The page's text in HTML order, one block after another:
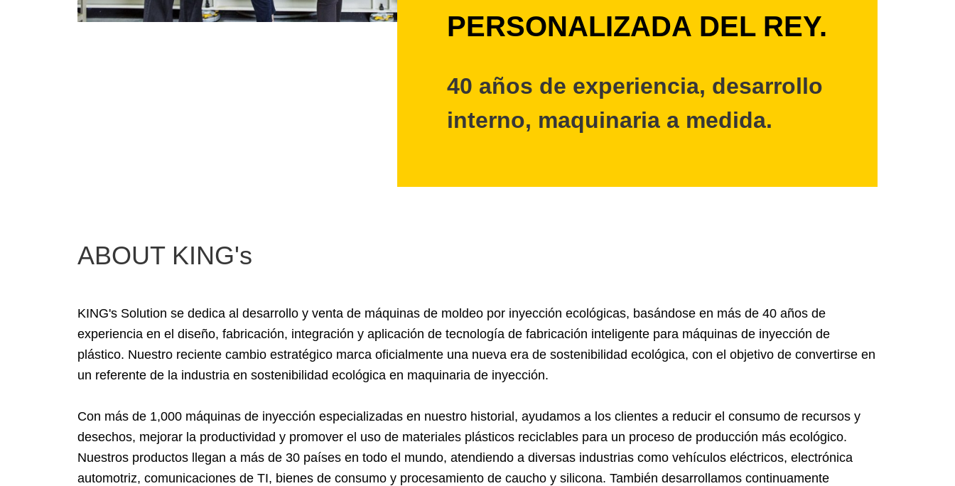
PERSONALIZADA DEL REY.
40 años de experiencia, desarrollo
interno, maquinaria a medida.
ABOUT KING's
KING's Solution se dedica al desarrollo y venta de máquinas de moldeo por inyección ecológicas, basándose en más de 40 años de
experiencia en el diseño, fabricación, integración y aplicación de tecnología de fabricación inteligente para máquinas de inyección de
plástico. Nuestro reciente cambio estratégico marca oficialmente una nueva era de sostenibilidad ecológica, con el objetivo de convertirse en
un referente de la industria en sostenibilidad ecológica en maquinaria de inyección.
Con más de 1,000 máquinas de inyección especializadas en nuestro historial, ayudamos a los clientes a reducir el consumo de recursos y
desechos, mejorar la productividad y promover el uso de materiales plásticos reciclables para un proceso de producción más ecológico.
Nuestros productos llegan a más de 30 países en todo el mundo, atendiendo a diversas industrias como vehículos eléctricos, electrónica
automotriz, comunicaciones de TI, bienes de consumo y procesamiento de caucho y silicona. También desarrollamos continuamente